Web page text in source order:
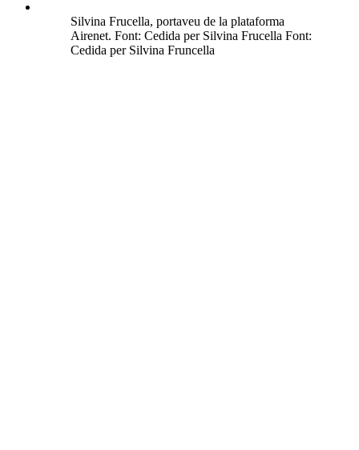
Silvina Frucella, portaveu de la plataforma
Airenet. Font: Cedida per Silvina Frucella Font:
Cedida per Silvina Fruncella